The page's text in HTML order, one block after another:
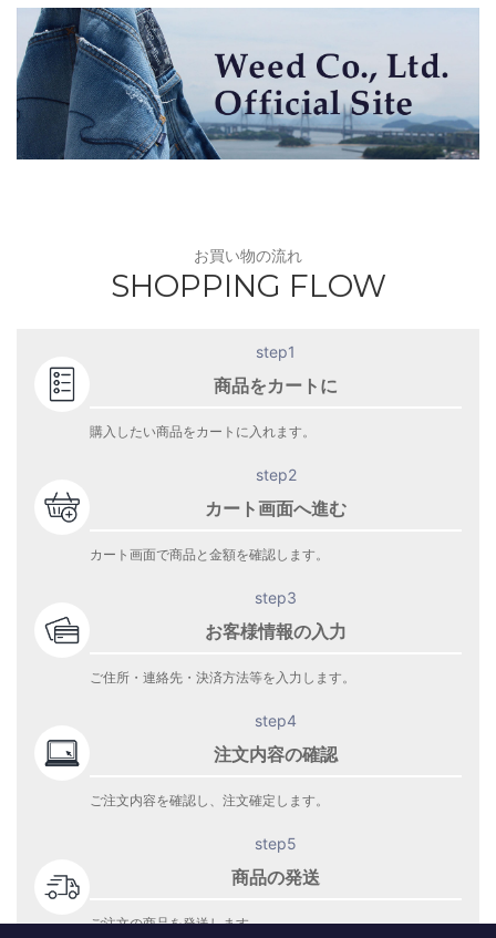
お買い物の流れ
SHOPPING FLOW
step1
商品をカートに
購入したい商品をカートに入れます。
step2
カート画面へ進む
カート画面で商品と金額を確認します。
step3
お客様情報の入力
ご住所・連絡先・決済方法等を入力します。
step4
注文内容の確認
ご注文内容を確認し、注文確定します。
step5
商品の発送
ご注文の商品を発送します。